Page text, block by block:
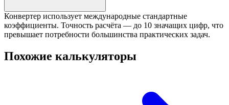
Конвертер использует международные стандартные
коэффициенты. Точность расчёта — до 10 значащих цифр, что
превышает потребности большинства практических задач.
Похожие калькуляторы